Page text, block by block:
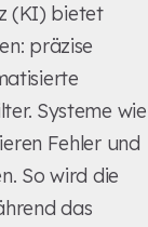
(KI) bietet
präzise
Systeme wie
Fehler und
So wird die
das